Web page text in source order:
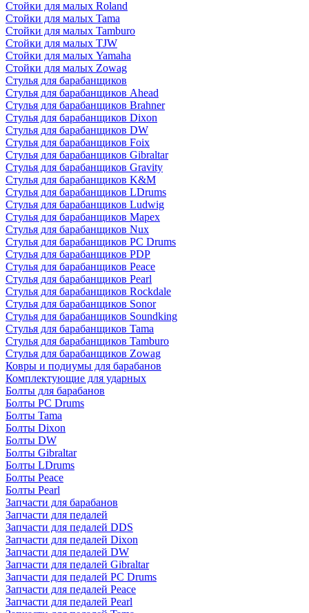
Стойки для малых Roland
Стойки для малых Tama
Стойки для малых Tamburo
Стойки для малых TJW
Стойки для малых Yamaha
Стойки для малых Zowag
Стулья для барабанщиков
Стулья для барабанщиков Ahead
Стулья для барабанщиков Brahner
Стулья для барабанщиков Dixon
Стулья для барабанщиков DW
Стулья для барабанщиков Foix
Стулья для барабанщиков Gibraltar
Стулья для барабанщиков Gravity
Стулья для барабанщиков K&M
Стулья для барабанщиков LDrums
Стулья для барабанщиков Ludwig
Стулья для барабанщиков Mapex
Стулья для барабанщиков Nux
Стулья для барабанщиков PC Drums
Стулья для барабанщиков PDP
Стулья для барабанщиков Peace
Стулья для барабанщиков Pearl
Стулья для барабанщиков Rockdale
Стулья для барабанщиков Sonor
Стулья для барабанщиков Soundking
Стулья для барабанщиков Tama
Стулья для барабанщиков Tamburo
Стулья для барабанщиков Zowag
Ковры и подиумы для барабанов
Комплектующие для ударных
Болты для барабанов
Болты PC Drums
Болты Tama
Болты Dixon
Болты DW
Болты Gibraltar
Болты LDrums
Болты Peace
Болты Pearl
Запчасти для барабанов
Запчасти для педалей
Запчасти для педалей DDS
Запчасти для педалей Dixon
Запчасти для педалей DW
Запчасти для педалей Gibraltar
Запчасти для педалей PC Drums
Запчасти для педалей Peace
Запчасти для педалей Pearl